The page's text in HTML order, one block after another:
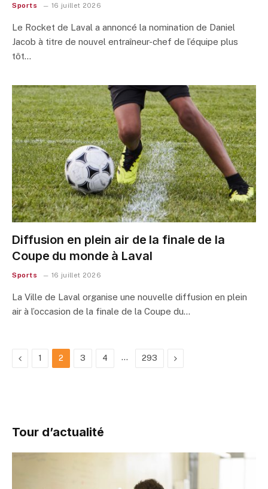
Sports 16 juillet 2026
Le Rocket de Laval a annoncé la nomination de Daniel
Jacob à titre de nouvel entraîneur-chef de l’équipe plus
tôt…
Diffusion en plein air de la finale de la
Coupe du monde à Laval
Sports 16 juillet 2026
La Ville de Laval organise une nouvelle diffusion en plein
air à l’occasion de la finale de la Coupe du…
Previous
1 2 3 4 … 293 Next
Tour d’actualité